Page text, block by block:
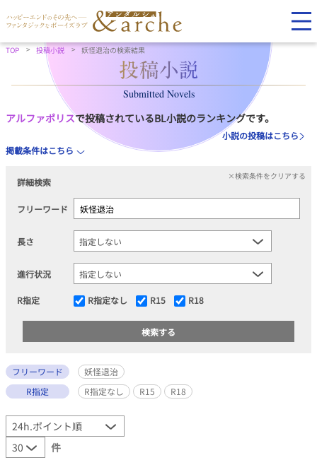
TOP 投稿小説 妖怪退治の検索結果
Submitted Novels
アルファポリスで投稿されているBL小説のランキングです。
小説の投稿はこちら
掲載条件はこちら
詳細検索
×検索条件をクリアする
フリーワード
長さ
進行状況
R指定 R指定なし R15 R18
フリーワード
妖怪退治
R指定
R指定なし R15 R18
件